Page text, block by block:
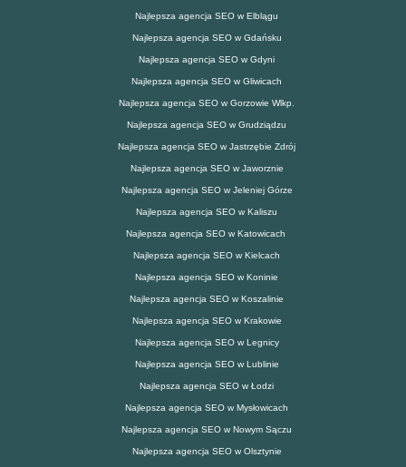
Najlepsza agencja SEO w Elblągu
Najlepsza agencja SEO w Gdańsku
Najlepsza agencja SEO w Gdyni
Najlepsza agencja SEO w Gliwicach
Najlepsza agencja SEO w Gorzowie Wlkp.
Najlepsza agencja SEO w Grudziądzu
Najlepsza agencja SEO w Jastrzębie Zdrój
Najlepsza agencja SEO w Jaworznie
Najlepsza agencja SEO w Jeleniej Górze
Najlepsza agencja SEO w Kaliszu
Najlepsza agencja SEO w Katowicach
Najlepsza agencja SEO w Kielcach
Najlepsza agencja SEO w Koninie
Najlepsza agencja SEO w Koszalinie
Najlepsza agencja SEO w Krakowie
Najlepsza agencja SEO w Legnicy
Najlepsza agencja SEO w Lublinie
Najlepsza agencja SEO w Łodzi
Najlepsza agencja SEO w Mysłowicach
Najlepsza agencja SEO w Nowym Sączu
Najlepsza agencja SEO w Olsztynie